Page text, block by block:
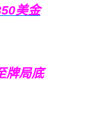
美金
牌局底